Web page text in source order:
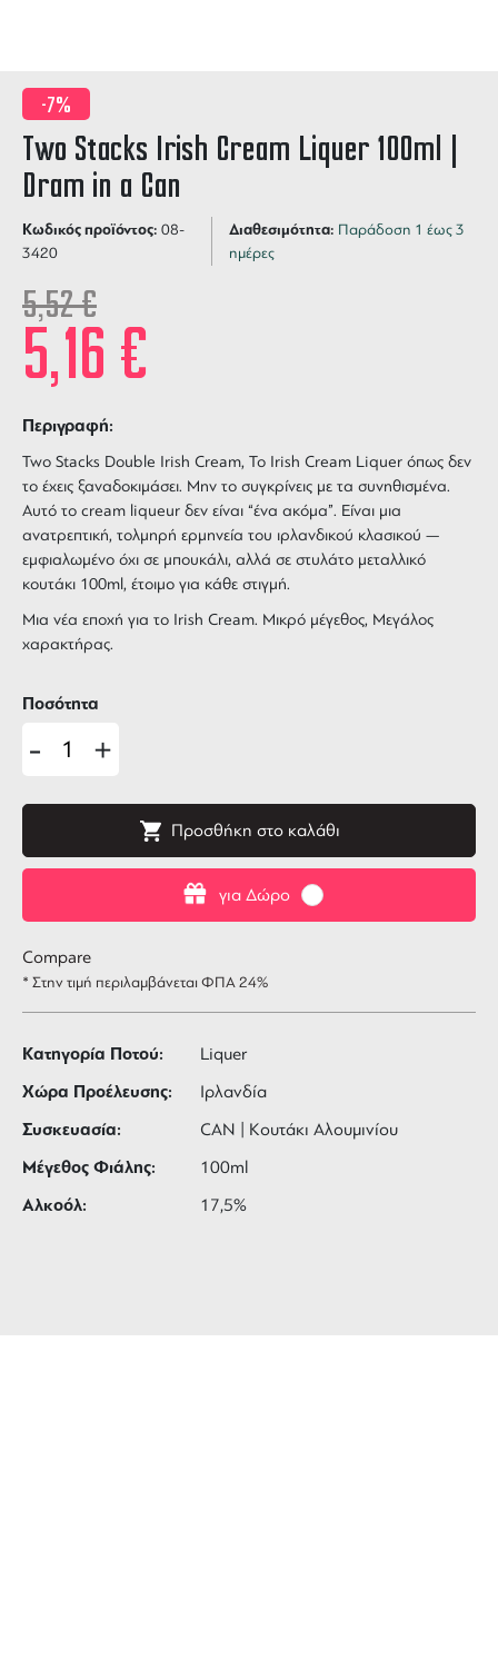
-7%
Two Stacks Irish Cream Liquer 100ml |
Dram in a Can
Κωδικός προϊόντος: 08-
3420
Διαθεσιμότητα: Παράδοση 1 έως 3
ημέρες
5,52€
5,16€
Περιγραφή:
Two Stacks Double Irish Cream, Το Irish Cream Liquer όπως δεν
το έχεις ξαναδοκιμάσει. Μην το συγκρίνεις με τα συνηθισμένα.
Αυτό το cream liqueur δεν είναι “ένα ακόμα”. Είναι μια
ανατρεπτική, τολμηρή ερμηνεία του ιρλανδικού κλασικού —
εμφιαλωμένο όχι σε μπουκάλι, αλλά σε στυλάτο μεταλλικό
κουτάκι 100ml, έτοιμο για κάθε στιγμή.
Μια νέα εποχή για το Irish Cream. Μικρό μέγεθος, Μεγάλος
χαρακτήρας.
για Δώρο
Ποσότητα
- +
Προσθήκη στο καλάθι
Compare
* Στην τιμή περιλαμβάνεται ΦΠΑ 24%
Κατηγορία Ποτού: Liquer
Χώρα Προέλευσης: Ιρλανδία
Συσκευασία: CAN | Κουτάκι Αλουμινίου
Μέγεθος Φιάλης: 100ml
Αλκοόλ: 17,5%